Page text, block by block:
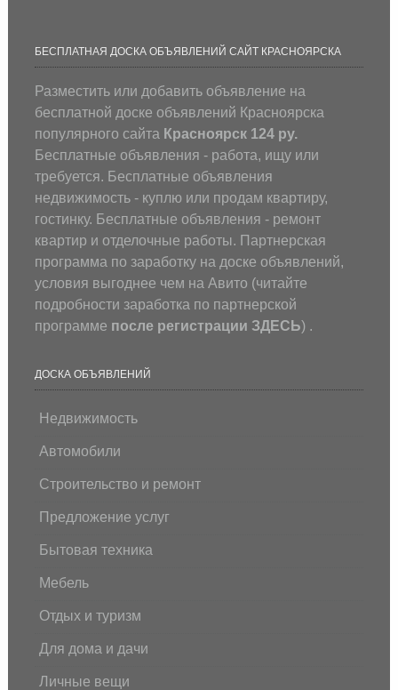
БЕСПЛАТНАЯ ДОСКА ОБЪЯВЛЕНИЙ САЙТ КРАСНОЯРСКА
Разместить или добавить объявление на
бесплатной доске объявлений Красноярска
популярного сайта Красноярск 124 ру.
Бесплатные объявления - работа, ищу или
требуется. Бесплатные объявления
недвижимость - куплю или продам квартиру,
гостинку. Бесплатные объявления - ремонт
квартир и отделочные работы. Партнерская
программа по заработку на доске объявлений,
условия выгоднее чем на Авито (читайте
подробности заработка по партнерской
программе после регистрации ЗДЕСЬ) .
ДОСКА ОБЪЯВЛЕНИЙ
Недвижимость
Автомобили
Строительство и ремонт
Предложение услуг
Бытовая техника
Мебель
Отдых и туризм
Для дома и дачи
Личные вещи